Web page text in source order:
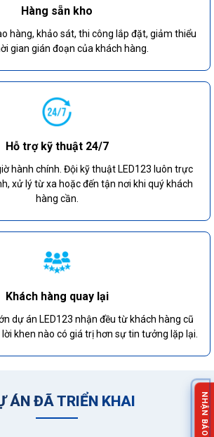
Hàng sẵn kho
hàng, khảo sát, thi công lắp đặt, giảm thiểu
gian gián đoạn của khách hàng.
Hỗ trợ kỹ thuật 24/7
hành chính. Đội kỹ thuật LED123 luôn trực
xử lý từ xa hoặc đến tận nơi khi quý khách
hàng cần.
Khách hàng quay lại
dự án LED123 nhận đều từ khách hàng cũ
khen nào có giá trị hơn sự tin tưởng lặp lại.
ÁN ĐÃ TRIỂN KHAI